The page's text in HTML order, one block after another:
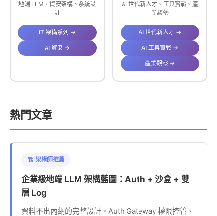
地端 LLM、資安架構、系統設
計
IT 架構系列 →
AI 資安 →
AI 世代新人才、工具實戰、產
業趨勢
AI 世代新人才 →
AI 工具實戰 →
產業觀察 →
熱門文章
🏗️ 架構師推薦
企業級地端 LLM 架構藍圖：Auth + 沙盒 + 雙
層 Log
資料不出內網的完整設計。Auth Gateway 權限控管、